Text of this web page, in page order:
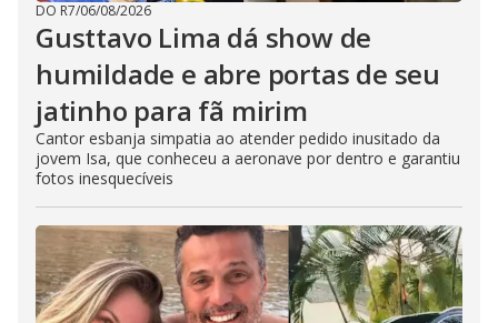
DO R7/06/08/2026
Gusttavo Lima dá show de
humildade e abre portas de seu
jatinho para fã mirim
Cantor esbanja simpatia ao atender pedido inusitado da
jovem Isa, que conheceu a aeronave por dentro e garantiu
fotos inesquecíveis